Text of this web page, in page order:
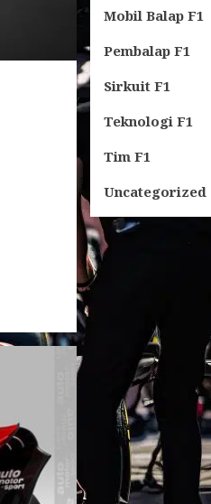
Mobil Balap F1
Pembalap F1
Sirkuit F1
Teknologi F1
Tim F1
Uncategorized